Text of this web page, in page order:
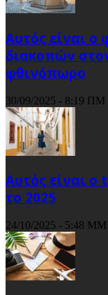
Αυτός είναι ο
διακοπών
φθινόπωρο
30/09/2025 - 8:19 ΠΜ
Αυτός είναι
το 2025
24/10/2025 - 5:48 ΜΜ